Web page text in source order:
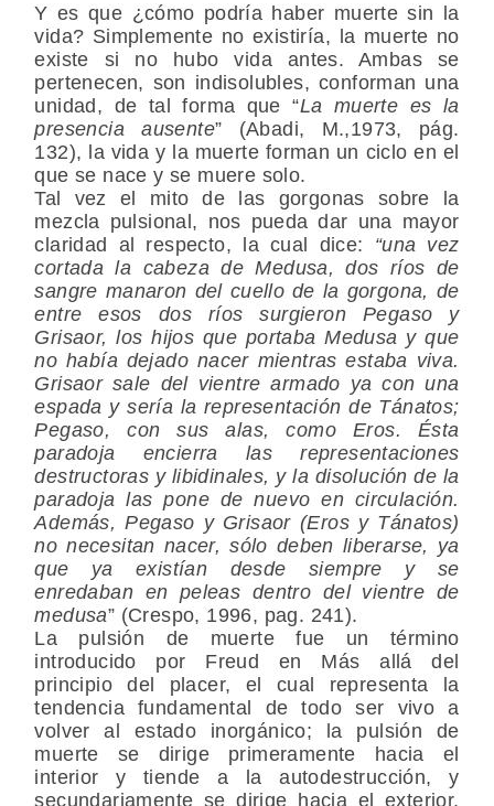
Y es que ¿cómo podría haber muerte sin la
vida? Simplemente no existiría, la muerte no
existe si no hubo vida antes. Ambas se
pertenecen, son indisolubles, conforman una
unidad, de tal forma que “La muerte es la
presencia ausente” (Abadi, M.,1973, pág.
132), la vida y la muerte forman un ciclo en el
que se nace y se muere solo.
Tal vez el mito de las gorgonas sobre la
mezcla pulsional, nos pueda dar una mayor
claridad al respecto, la cual dice: “una vez
cortada la cabeza de Medusa, dos ríos de
sangre manaron del cuello de la gorgona, de
entre esos dos ríos surgieron Pegaso y
Grisaor, los hijos que portaba Medusa y que
no había dejado nacer mientras estaba viva.
Grisaor sale del vientre armado ya con una
espada y sería la representación de Tánatos;
Pegaso, con sus alas, como Eros. Ésta
paradoja encierra las representaciones
destructoras y libidinales, y la disolución de la
paradoja las pone de nuevo en circulación.
Además, Pegaso y Grisaor (Eros y Tánatos)
no necesitan nacer, sólo deben liberarse, ya
que ya existían desde siempre y se
enredaban en peleas dentro del vientre de
medusa” (Crespo, 1996, pag. 241).
La pulsión de muerte fue un término
introducido por Freud en Más allá del
principio del placer, el cual representa la
tendencia fundamental de todo ser vivo a
volver al estado inorgánico; la pulsión de
muerte se dirige primeramente hacia el
interior y tiende a la autodestrucción, y
secundariamente se dirige hacia el exterior,